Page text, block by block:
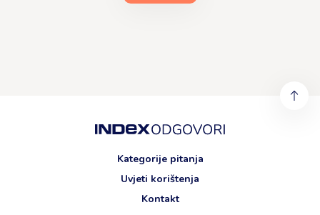
Kategorije pitanja
Uvjeti korištenja
Kontakt